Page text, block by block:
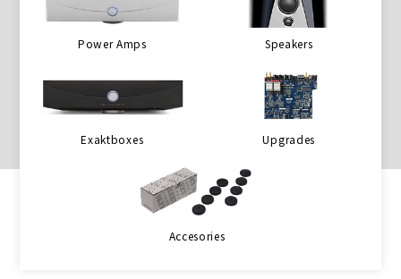
Power Amps Speakers
Exaktboxes Upgrades
Accesories